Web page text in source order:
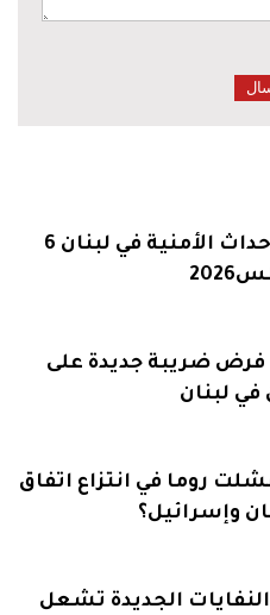
أبرز الأحداث الأمنية في لبنان 6
فرض ضريبة جديدة على
في لبنان
روما في انتزاع اتفاق
وإسرائيل؟
الجديدة تشعل